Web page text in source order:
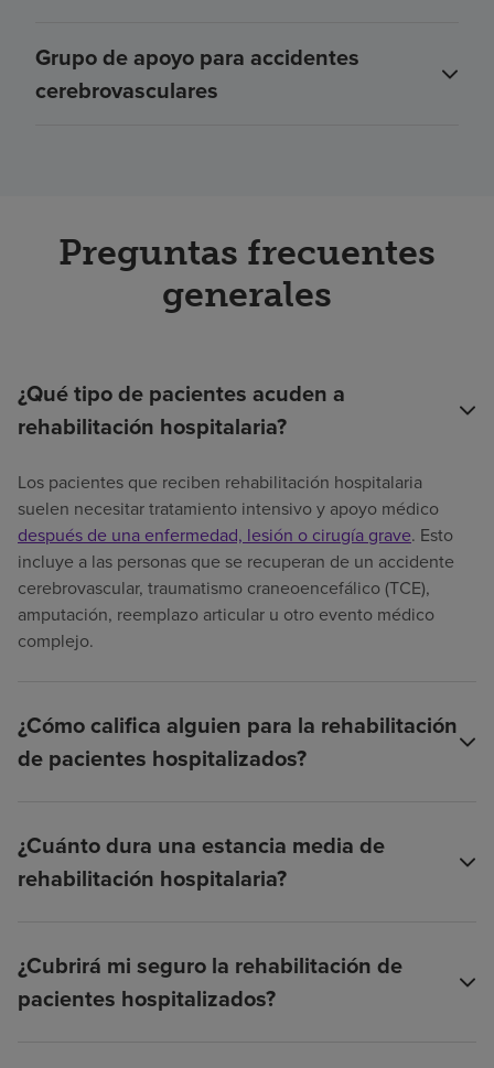
Grupo de apoyo para accidentes
cerebrovasculares
Preguntas frecuentes
generales
¿Qué tipo de pacientes acuden a
rehabilitación hospitalaria?
Los pacientes que reciben rehabilitación hospitalaria
suelen necesitar tratamiento intensivo y apoyo médico
después de una enfermedad, lesión o cirugía grave. Esto
incluye a las personas que se recuperan de un accidente
cerebrovascular, traumatismo craneoencefálico (TCE),
amputación, reemplazo articular u otro evento médico
complejo.
¿Cómo califica alguien para la rehabilitación
de pacientes hospitalizados?
¿Cuánto dura una estancia media de
rehabilitación hospitalaria?
¿Cubrirá mi seguro la rehabilitación de
pacientes hospitalizados?